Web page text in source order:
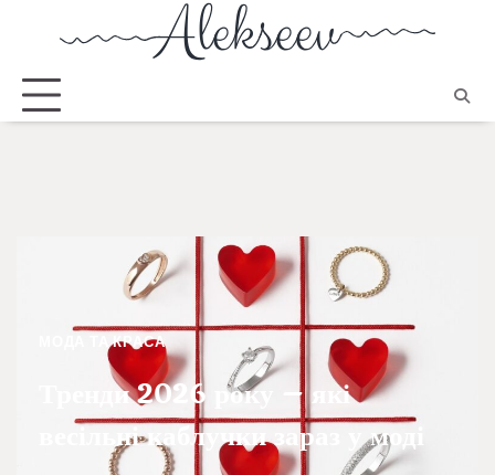
МОДА ТА КРАСА
Тренди 2026 року – які
весільні каблучки зараз у моді